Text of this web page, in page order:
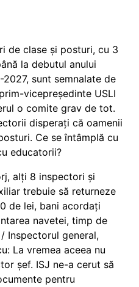
de clase și posturi, cu 3
la debutul anului
sunt semnalate de
vicepreședinte USLI
o comite grav de tot.
disperați că oamenii
Ce se întâmplă cu
educatorii?
alți 8 inspectori și
trebuie să returneze
de lei, bani acordați
navetei, timp de
Inspectorul general,
La vremea aceea nu
șef. ISJ ne-a cerut să
pentru